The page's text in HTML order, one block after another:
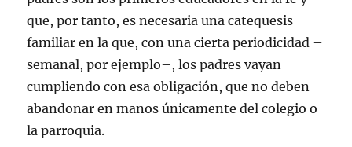
que, por tanto, es necesaria una catequesis
familiar en la que, con una cierta periodicidad –
semanal, por ejemplo–, los padres vayan
cumpliendo con esa obligación, que no deben
abandonar en manos únicamente del colegio o
la parroquia.